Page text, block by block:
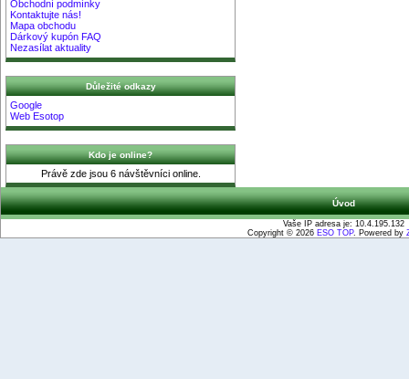
Obchodní podmínky
Kontaktujte nás!
Mapa obchodu
Dárkový kupón FAQ
Nezasílat aktuality
Důležité odkazy
Google
Web Esotop
Kdo je online?
Právě zde jsou 6 návštěvníci online.
Úvod
Vaše IP adresa je: 10.4.195.132
Copyright © 2026 ESO TOP. Powered by